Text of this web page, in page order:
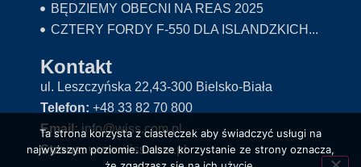
BĘDZIEMY OBECNI NA REAS 2025
CZTERY FORDY F-550 DLA ISLANDZKICH...
Kontakt
ul. Leszczyńska 22,43-300 Bielsko-Biała
Telefon: +48 33 82 70 800
Email:info@wiss.com.pl
Strona:www.wiss.com.pl
Ta strona korzysta z ciasteczek aby świadczyć usługi na
najwyższym poziomie. Dalsze korzystanie ze strony oznacza,